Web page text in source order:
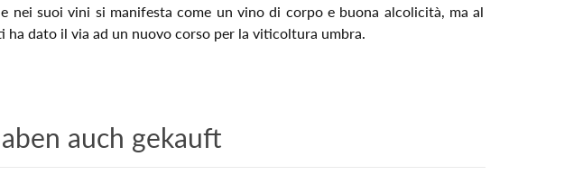
nei suoi vini si manifesta come un vino di corpo e buona alcolicità, ma al
ha dato il via ad un nuovo corso per la viticoltura umbra.
auch gekauft